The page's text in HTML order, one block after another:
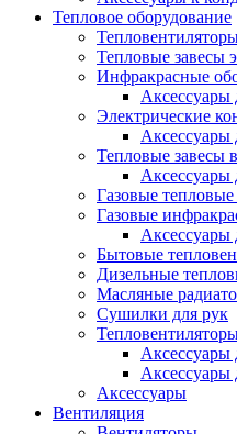
Тепловое оборудование
Тепловые завесы
Инфракрасные
Аксессуары
Электрические
Аксессуары
Тепловые завесы
Аксессуары
Газовые
Газовые
Аксессуары
Бытовые
Дизельные
Масляные
Сушилки для рук
Аксессуары
Аксессуары
Аксессуары
Вентиляция